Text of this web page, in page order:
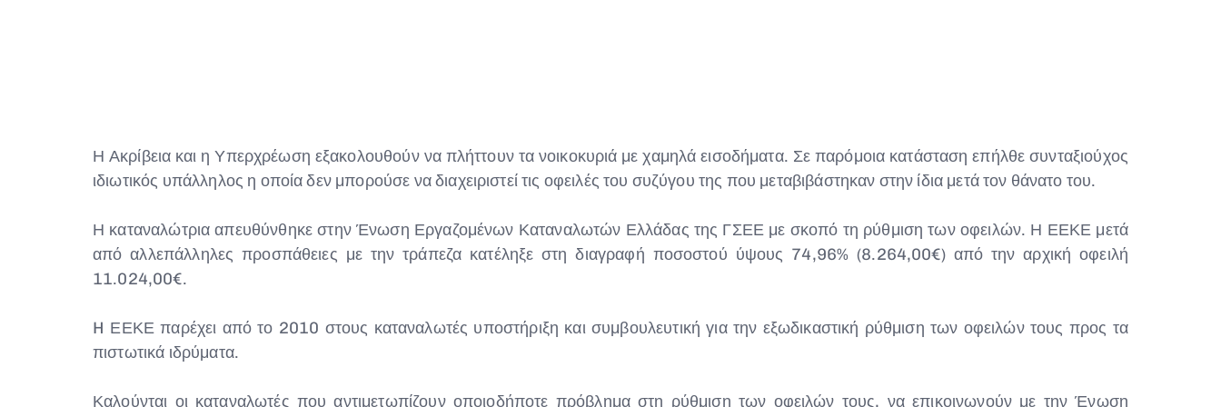
Η Ακρίβεια και η Υπερχρέωση εξακολουθούν να πλήττουν τα νοικοκυριά με χαμηλά εισοδήματα. Σε παρόμοια κατάσταση επήλθε συνταξιούχος
ιδιωτικός υπάλληλος η οποία δεν μπορούσε να διαχειριστεί τις οφειλές του συζύγου της που μεταβιβάστηκαν στην ίδια μετά τον θάνατο του.
Η καταναλώτρια απευθύνθηκε στην Ένωση Εργαζομένων Καταναλωτών Ελλάδας της ΓΣΕΕ με σκοπό τη ρύθμιση των οφειλών. Η ΕΕΚΕ μετά
από αλλεπάλληλες προσπάθειες με την τράπεζα κατέληξε στη διαγραφή ποσοστού ύψους 74,96% (8.264,00€) από την αρχική οφειλή
11.024,00€.
H ΕΕΚΕ παρέχει από το 2010 στους καταναλωτές υποστήριξη και συμβουλευτική για την εξωδικαστική ρύθμιση των οφειλών τους προς τα
πιστωτικά ιδρύματα.
Καλούνται οι καταναλωτές που αντιμετωπίζουν οποιοδήποτε πρόβλημα στη ρύθμιση των οφειλών τους, να επικοινωνούν με την Ένωση